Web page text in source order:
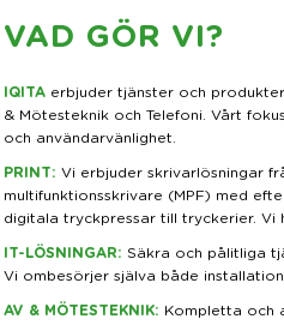
VAD GÖR VI?
IQITA erbjuder tjänster och
& Mötesteknik och Telefoni. Vårt
och användarvänlighet.
PRINT: Vi erbjuder skrivarlösningar
multifunktionsskrivare (MPF) med
digitala tryckpressar till tryckerier. Vi
IT-LÖSNINGAR: Säkra och pålitliga
Vi ombesörjer själva både
AV & MÖTESTEKNIK: Kompletta och